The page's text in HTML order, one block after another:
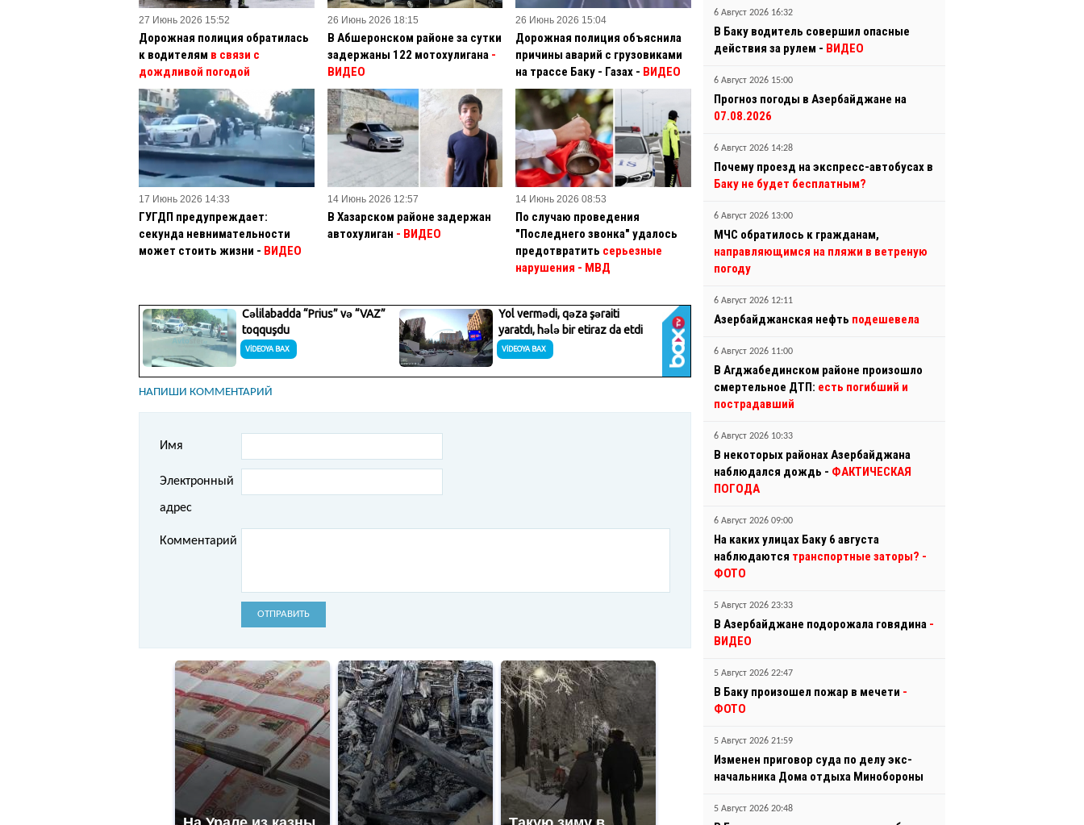
27 Июнь 2026 15:52
Дорожная полиция обратилась
к водителям в связи с
дождливой погодой
26 Июнь 2026 18:15
В Абшеронском районе за сутки
задержаны 122 мотохулигана-
ВИДЕО
26 Июнь 2026 15:04
Дорожная полиция объяснила
причины аварий с грузовиками
на трассе Баку - Газах - ВИДЕО
17 Июнь 2026 14:33
ГУГДП предупреждает:
секунда невнимательности
может стоить жизни - ВИДЕО
14 Июнь 2026 12:57
В Хазарском районе задержан
автохулиган - ВИДЕО
14 Июнь 2026 08:53
По случаю проведения
"Последнего звонка" удалось
предотвратить серьезные
нарушения - МВД
НАПИШИ КОММЕНТАРИЙ
Имя
Электронный
адрес
Комментарий
ОТПРАВИТЬ
6 Август 2026 16:32
В Баку водитель совершил опасные
действия за рулем - ВИДЕО
6 Август 2026 15:00
Прогноз погоды в Азербайджане на
07.08.2026
6 Август 2026 14:28
Почему проезд на экспресс-автобусах в
Баку не будет бесплатным?
6 Август 2026 13:00
МЧС обратилось к гражданам,
направляющимся на пляжи в ветреную
погоду
6 Август 2026 12:11
Азербайджанская нефть подешевела
6 Август 2026 11:00
В Агджабединском районе произошло
смертельное ДТП: есть погибший и
пострадавший
6 Август 2026 10:33
В некоторых районах Азербайджана
наблюдался дождь - ФАКТИЧЕСКАЯ
ПОГОДА
6 Август 2026 09:00
На каких улицах Баку 6 августа
наблюдаются транспортные заторы? -
ФОТО
5 Август 2026 23:33
В Азербайджане подорожала говядина -
ВИДЕО
5 Август 2026 22:47
В Баку произошел пожар в мечети -
ФОТО
5 Август 2026 21:59
Изменен приговор суда по делу экс-
начальника Дома отдыха Минобороны
5 Август 2026 20:48